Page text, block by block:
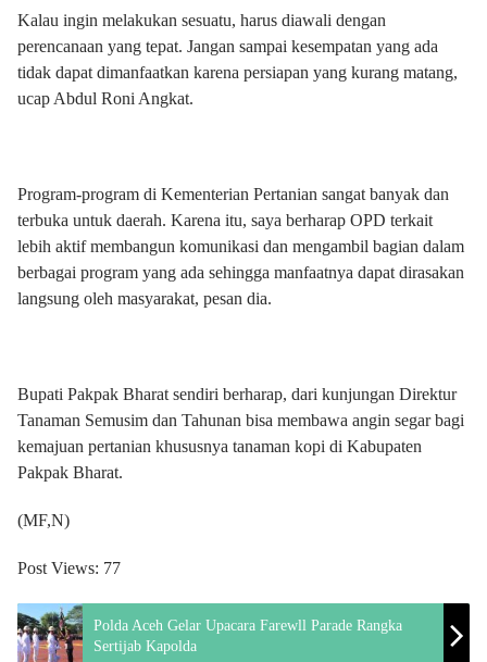
Kalau ingin melakukan sesuatu, harus diawali dengan
perencanaan yang tepat. Jangan sampai kesempatan yang ada
tidak dapat dimanfaatkan karena persiapan yang kurang matang,
ucap Abdul Roni Angkat.
Program-program di Kementerian Pertanian sangat banyak dan
terbuka untuk daerah. Karena itu, saya berharap OPD terkait
lebih aktif membangun komunikasi dan mengambil bagian dalam
berbagai program yang ada sehingga manfaatnya dapat dirasakan
langsung oleh masyarakat, pesan dia.
Bupati Pakpak Bharat sendiri berharap, dari kunjungan Direktur
Tanaman Semusim dan Tahunan bisa membawa angin segar bagi
kemajuan pertanian khususnya tanaman kopi di Kabupaten
Pakpak Bharat.
(MF,N)
Post Views: 77
Polda Aceh Gelar Upacara Farewll Parade Rangka
Sertijab Kapolda